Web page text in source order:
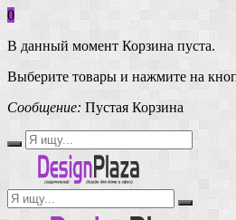
0
В данный момент Корзина пуста.
Выберите товары и нажмите на
Сообщение: Пустая Корзина